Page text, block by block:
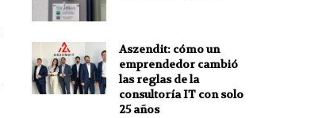
Aszendit: cómo un
emprendedor cambió
las reglas de la
consultoría IT con solo
25 años